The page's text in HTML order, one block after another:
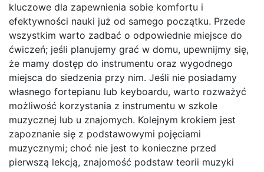
kluczowe dla zapewnienia sobie komfortu i
efektywności nauki już od samego początku. Przede
wszystkim warto zadbać o odpowiednie miejsce do
ćwiczeń; jeśli planujemy grać w domu, upewnijmy się,
że mamy dostęp do instrumentu oraz wygodnego
miejsca do siedzenia przy nim. Jeśli nie posiadamy
własnego fortepianu lub keyboardu, warto rozważyć
możliwość korzystania z instrumentu w szkole
muzycznej lub u znajomych. Kolejnym krokiem jest
zapoznanie się z podstawowymi pojęciami
muzycznymi; choć nie jest to konieczne przed
pierwszą lekcją, znajomość podstaw teorii muzyki